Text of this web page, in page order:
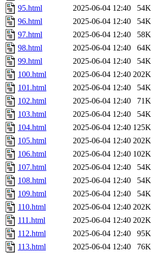
95.html
2025-06-04 12:40
54K
96.html
2025-06-04 12:40
54K
97.html
2025-06-04 12:40
58K
98.html
2025-06-04 12:40
64K
99.html
2025-06-04 12:40
54K
100.html
2025-06-04 12:40 202K
101.html
2025-06-04 12:40
54K
102.html
2025-06-04 12:40
71K
103.html
2025-06-04 12:40
54K
104.html
2025-06-04 12:40 125K
105.html
2025-06-04 12:40 202K
106.html
2025-06-04 12:40 102K
107.html
2025-06-04 12:40
54K
108.html
2025-06-04 12:40
54K
109.html
2025-06-04 12:40
54K
110.html
2025-06-04 12:40 202K
111.html
2025-06-04 12:40 202K
112.html
2025-06-04 12:40
95K
113.html
2025-06-04 12:40
76K